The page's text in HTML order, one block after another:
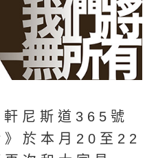
尼斯道365號
》於本月20至22